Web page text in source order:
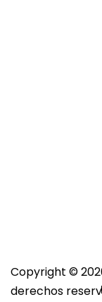
Copyright ©
derechos